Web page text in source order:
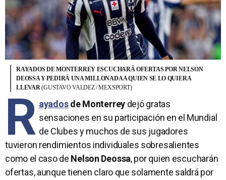
RAYADOS DE MONTERREY ESCUCHARÁ OFERTAS POR NELSON
DEOSSA Y PEDIRÁ UNA MILLONADA A QUIEN SE LO QUIERA
LLEVAR(GUSTAVO VALDEZ / MEXSPORT)
R ayadosde Monterrey dejó gratas
sensaciones en su participación en el Mundial
de Clubes y muchos de sus jugadores
tuvieron rendimientos individuales sobresalientes
como el caso de Nelson Deossa, por quien escucharán
ofertas, aunque tienen claro que solamente saldrá por